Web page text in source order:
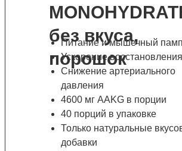
Питание и мышечный
Ускорение восстановления
Снижение артериального
давления
4600 мг AAKG в порции
40 порций в упаковке
Только натуральные
добавки
без вкуса,
порошок